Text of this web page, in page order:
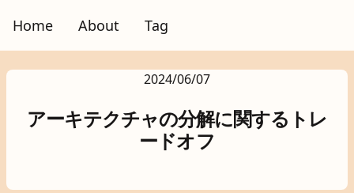
Home About Tag
2024/06/07
アーキテクチャの分解に関するトレ
ードオフ